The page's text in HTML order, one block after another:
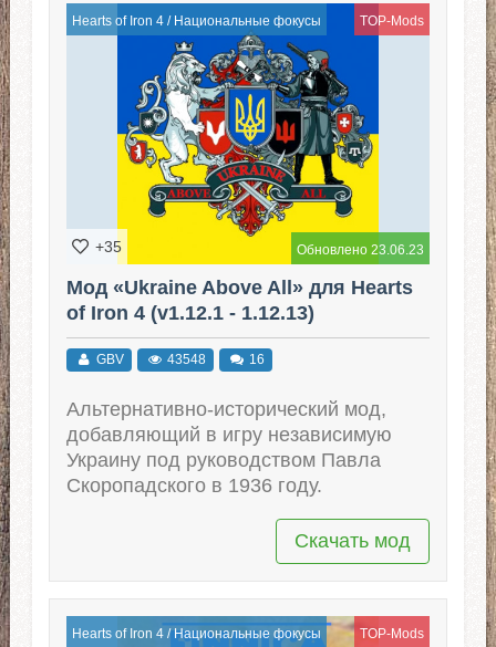
Hearts of Iron 4/ Национальные фокусы TOP-Mods
Обновлено 23.06.23
+35
Мод «Ukraine Above All» для Hearts
of Iron 4 (v1.12.1 - 1.12.13)
GBV 43548 16
Альтернативно-исторический мод,
добавляющий в игру независимую
Украину под руководством Павла
Скоропадского в 1936 году.
Скачать мод
Hearts of Iron 4/Национальные фокусы TOP-Mods